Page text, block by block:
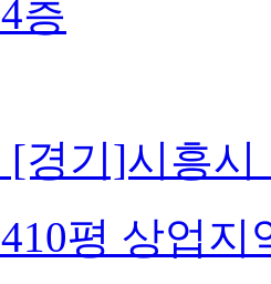
4층
[경기]시흥시
410평 상업지